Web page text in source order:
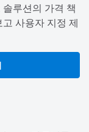
루션의 가격 책
사용자 지정 제